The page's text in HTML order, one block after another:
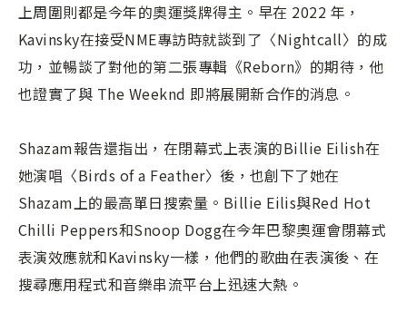
上周圍則都是今年的奧運獎牌得主。早在 2022 年，
Kavinsky在接受NME專訪時就談到了〈Nightcall〉的成
功，並暢談了對他的第二張專輯《Reborn》的期待，他
也證實了與 The Weeknd 即將展開新合作的消息。
Shazam報告還指出，在閉幕式上表演的Billie Eilish在
她演唱〈Birds of a Feather〉後，也創下了她在
Shazam上的最高單日搜索量。Billie Eilis與Red Hot
Chilli Peppers和Snoop Dogg在今年巴黎奧運會閉幕式
表演效應就和Kavinsky一樣，他們的歌曲在表演後、在
搜尋應用程式和音樂串流平台上迅速大熱。